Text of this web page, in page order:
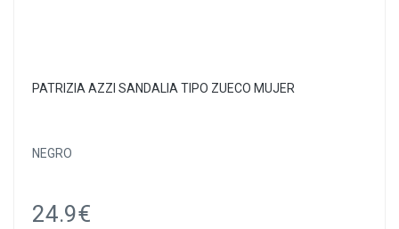
PATRIZIA AZZI SANDALIA TIPO ZUECO MUJER
NEGRO
24.9€